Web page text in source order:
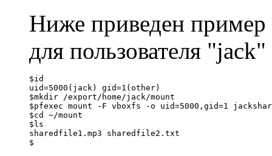
Ниже приведен
для пользователя
$id
uid=5000(jack) gid=1(other)
$mkdir /export/home/jack/mount
$pfexec mount -F vboxfs -o uid=5000,gid=1
$cd ~/mount
$ls
sharedfile1.mp3 sharedfile2.txt
$